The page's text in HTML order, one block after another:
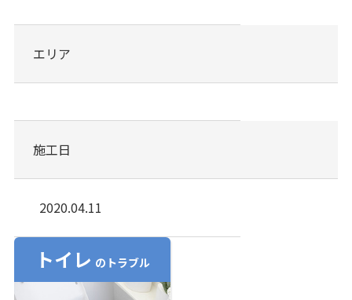
エリア
施工日
2020.04.11
トイレ のトラブル